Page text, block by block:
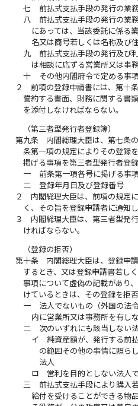
七
前払式支払手段の発行の業
八
前払式支払手段の発行の業
にあっては、当該委託に係る
名又は商号若しくは名称及び
九
前払式支払手段の発行及び
は相談に応ずる営業所又は事
十
その他内閣府令で定める事
２
前項の登録申請書には、第十
誓約する書面、財務に関する書
を添付しなければならない。
（第三者型発行者登録簿）
第九条
内閣総理大臣は、第七条
条第一項の規定によりその登録
掲げる事項を第三者型発行者登
一
前条第一項各号に掲げる事
二
登録年月日及び登録番号
２
内閣総理大臣は、前項の規定
く、その旨を登録申請者に通知
３
内閣総理大臣は、第三者型発
ければならない。
（登録の拒否）
第十条
内閣総理大臣は、登録申
するとき、又は登録申請書若し
事項について虚偽の記載があり
けているときは、その登録を拒
一
法人でないもの（外国の法
内に営業所又は事務所を有し
二
次のいずれにも該当しない
イ
純資産額が、発行する前
の範囲その他の事情に照ら
法人
ロ
営利を目的としない法人
三
前払式支払手段により購入
給付を受けることができる物